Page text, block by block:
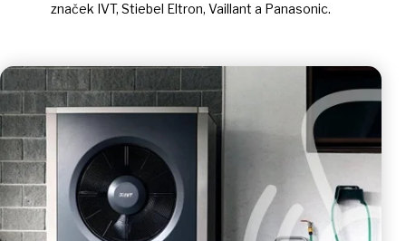
značek IVT, Stiebel Eltron, Vaillant a Panasonic.